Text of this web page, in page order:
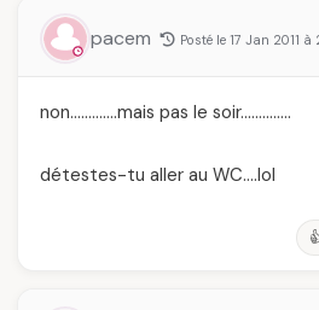
pacem Posté le 17 Jan 2011 à
non………….mais pas le soir…………..
détestes-tu aller au WC….lol